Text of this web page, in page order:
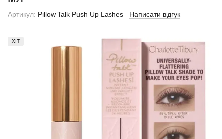
Артикул: Pillow Talk Push Up Lashes Написати відгук
ХІТ